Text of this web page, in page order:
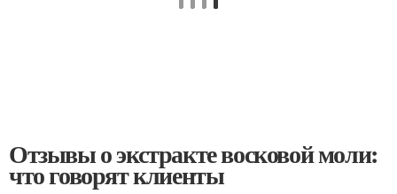
Отзывы о экстракте восковой моли:
что говорят клиенты